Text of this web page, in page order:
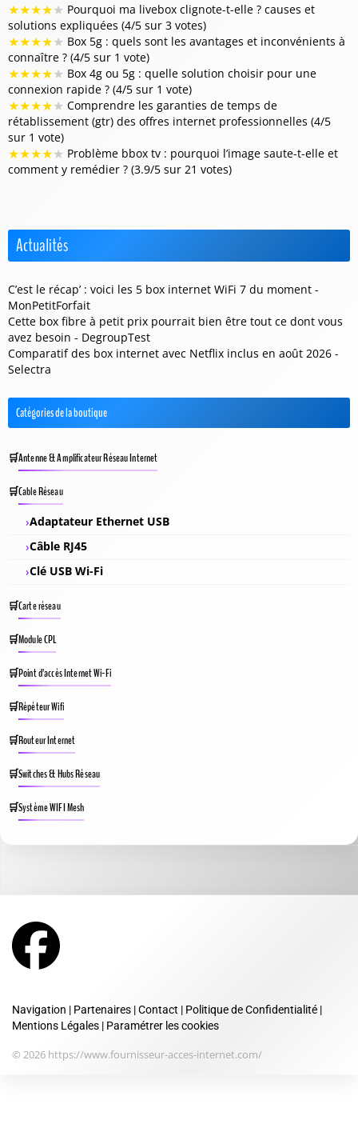
★★★★★ Pourquoi ma livebox clignote-t-elle ? causes et
solutions expliquées (4/5 sur 3 votes)
★★★★★ Box 5g : quels sont les avantages et inconvénients à
connaître ? (4/5 sur 1 vote)
★★★★★ Box 4g ou 5g : quelle solution choisir pour une
connexion rapide ? (4/5 sur 1 vote)
★★★★★ Comprendre les garanties de temps de
rétablissement (gtr) des offres internet professionnelles (4/5
sur 1 vote)
★★★★★ Problème bbox tv : pourquoi l’image saute-t-elle et
comment y remédier ? (3.9/5 sur 21 votes)
Actualités
C’est le récap’ : voici les 5 box internet WiFi 7 du moment -
MonPetitForfait
Cette box fibre à petit prix pourrait bien être tout ce dont vous
avez besoin - DegroupTest
Comparatif des box internet avec Netflix inclus en août 2026 -
Selectra
Catégories de la boutique
Antenne & Amplificateur Réseau Internet
Cable Réseau
Adaptateur Ethernet USB
Câble RJ45
Clé USB Wi-Fi
Carte réseau
Module CPL
Point d’accès Internet Wi-Fi
Répéteur Wifi
Routeur Internet
Switches & Hubs Réseau
Système WIFI Mesh
Navigation | Partenaires |Contact | Politique de Confidentialité |
Mentions Légales | Paramétrer les cookies
© 2026 https://www.fournisseur-acces-internet.com/